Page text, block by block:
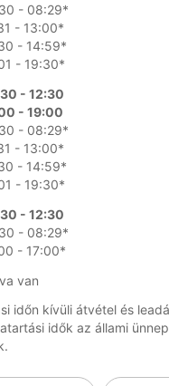
- 08:29*
- 13:00*
- 14:59*
- 19:30*
- 12:30
- 19:00
- 08:29*
- 13:00*
- 14:59*
- 19:30*
- 12:30
- 08:29*
- 17:00*
van
időn kívüli átvétel és
idők az állami